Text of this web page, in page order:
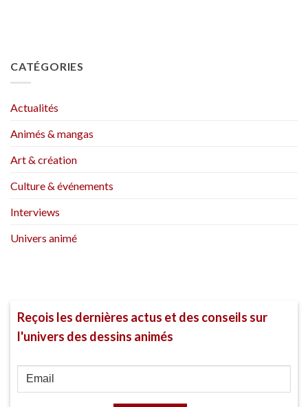
CATÉGORIES
Actualités
Animés & mangas
Art & création
Culture & événements
Interviews
Univers animé
Reçois les dernières actus et des conseils sur
l'univers des dessins animés